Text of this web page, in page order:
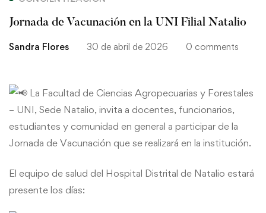
Jornada de Vacunación en la UNI Filial Natalio
Sandra Flores 30 de abril de 2026 0 comments
La Facultad de Ciencias Agropecuarias y Forestales
– UNI, Sede Natalio, invita a docentes, funcionarios,
estudiantes y comunidad en general a participar de la
Jornada de Vacunación que se realizará en la institución.
El equipo de salud del Hospital Distrital de Natalio estará
presente los días: